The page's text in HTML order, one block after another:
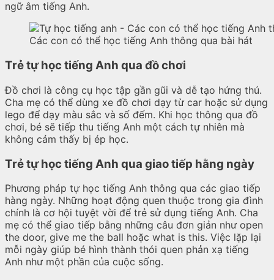
ngữ âm tiếng Anh.
Các con có thể học tiếng Anh thông qua bài hát
Trẻ tự học tiếng Anh qua đồ chơi
Đồ chơi là công cụ học tập gần gũi và dễ tạo hứng thú.
Cha mẹ có thể dùng xe đồ chơi dạy từ car hoặc sử dụng
lego để dạy màu sắc và số đếm. Khi học thông qua đồ
chơi, bé sẽ tiếp thu tiếng Anh một cách tự nhiên mà
không cảm thấy bị ép học.
Trẻ tự học tiếng Anh qua giao tiếp hằng ngày
Phương pháp tự học tiếng Anh thông qua các giao tiếp
hàng ngày. Những hoạt động quen thuộc trong gia đình
chính là cơ hội tuyệt vời để trẻ sử dụng tiếng Anh. Cha
mẹ có thể giao tiếp bằng những câu đơn giản như open
the door, give me the ball hoặc what is this. Việc lặp lại
mỗi ngày giúp bé hình thành thói quen phản xạ tiếng
Anh như một phần của cuộc sống.